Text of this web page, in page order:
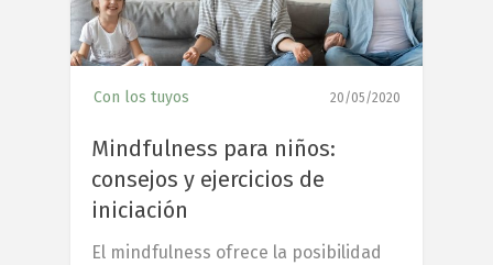
Con los tuyos 20/05/2020
Mindfulness para niños:
consejos y ejercicios de
iniciación
El mindfulness ofrece la posibilidad